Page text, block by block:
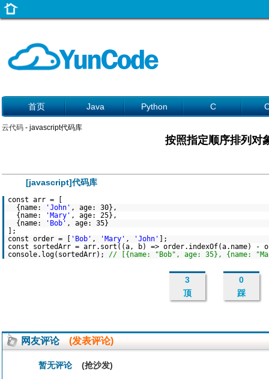
首页 Java Python C
云代码 - javascript代码库
按照指定顺序排列对
[javascript]代码库
const arr = [
{name:
'John' , age: 30},
{name:
'Mary' , age: 25},
{name:
'Bob' , age: 35}
];
const order = [
'Bob' , 'Mary' , 'John'
];
const sortedArr = arr.sort((a, b) => order.indexOf(a.name) -
console.log(sortedArr); // [{name: "Bob", age: 35}, {name:
3
顶
0
踩
网友评论 (发表评论)
暂无评论 (抢沙发)